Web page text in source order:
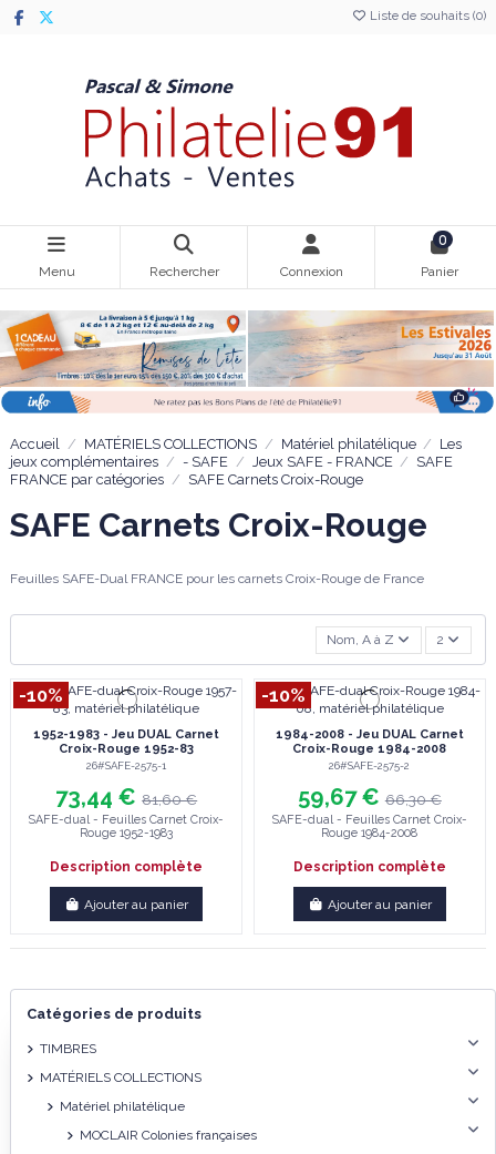
Liste de souhaits (0)
Menu Rechercher Connexion
0
Panier
Accueil MATÉRIELS COLLECTIONS Matériel philatélique
Les
jeux complémentaires
- SAFE Jeux SAFE - FRANCE
SAFE
FRANCE par catégories
SAFE Carnets Croix-Rouge
SAFE Carnets Croix-Rouge
Feuilles SAFE-Dual FRANCE pour les carnets Croix-Rouge de France
Nom, A à Z 2
-10%
1952-1983 - Jeu DUAL Carnet
Croix-Rouge 1952-83
26#SAFE-2575-1
73,44 €81,60 €
SAFE-dual - Feuilles Carnet Croix-
Rouge 1952-1983
Description complète
Ajouter au panier
-10%
1984-2008 - Jeu DUAL Carnet
Croix-Rouge 1984-2008
26#SAFE-2575-2
59,67 €66,30 €
SAFE-dual - Feuilles Carnet Croix-
Rouge 1984-2008
Description complète
Ajouter au panier
Catégories de produits
TIMBRES
MATÉRIELS COLLECTIONS
Matériel philatélique
MOCLAIR Colonies françaises